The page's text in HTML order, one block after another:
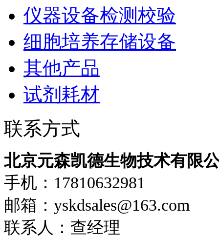
仪器设备检测校验
细胞培养存储设备
其他产品
试剂耗材
联系方式
北京元森凯德生物技术有限
手机：17810632981
邮箱：yskdsales@163.com
联系人：查经理